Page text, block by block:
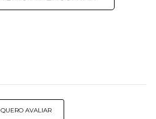
QUERO AVALIAR